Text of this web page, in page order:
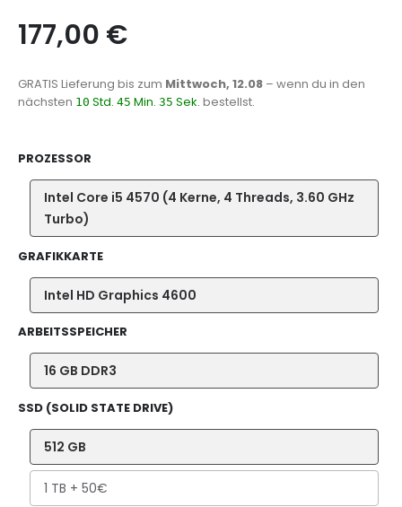
177,00 €
GRATIS Lieferung bis zum Mittwoch, 12.08 – wenn du in den
nächsten 10 Std. 45 Min. 34 Sek. bestellst.
PROZESSOR
Intel Core i5 4570 (4 Kerne, 4 Threads, 3.60 GHz
Turbo)
GRAFIKKARTE
Intel HD Graphics 4600
ARBEITSSPEICHER
16 GB DDR3
SSD (SOLID STATE DRIVE)
512 GB
1 TB + 50€